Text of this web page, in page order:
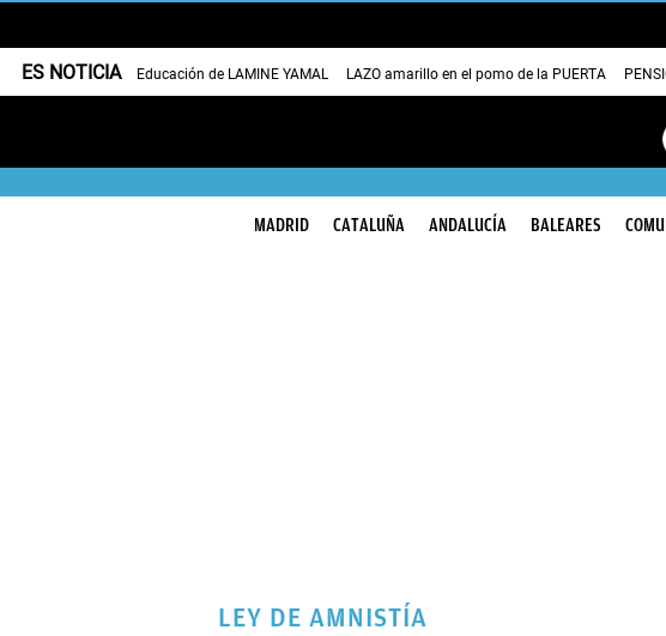
ES NOTICIA Educación de LAMINE YAMAL LAZO amarillo en el pomo de la PUERTA
MADRID CATALUÑA ANDALUCÍA BALEARES
LEY DE AMNISTÍA